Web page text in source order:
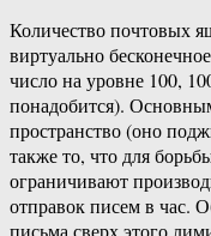
Количество почтовых
виртуально
число на уровне 100,
понадобится).
пространство (оно
также то, что для
ограничивают
отправок писем в час.